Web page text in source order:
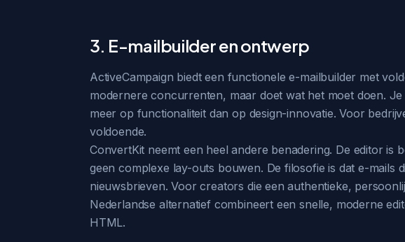
3. E-mailbuilder en ontwerp
ActiveCampaign biedt een functionele e-mailbuilder met
modernere concurrenten, maar doet wat het moet doen.
meer op functionaliteit dan op design-innovatie. Voor
voldoende.
ConvertKit neemt een heel andere benadering. De editor
geen complexe lay-outs bouwen. De filosofie is dat e-
nieuwsbrieven. Voor creators die een authentieke,
Nederlandse alternatief combineert een snelle, moderne
HTML.